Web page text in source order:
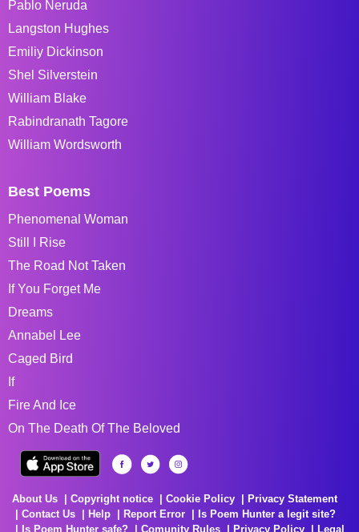
Pablo Neruda
Langston Hughes
Emiliy Dickinson
Shel Silverstein
William Blake
Rabindranath Tagore
William Wordsworth
Best Poems
Phenomenal Woman
Still I Rise
The Road Not Taken
If You Forget Me
Dreams
Annabel Lee
Caged Bird
If
Fire And Ice
On The Death Of The Beloved
About Us Copyright notice Cookie Policy
Privacy Statement
Contact Us
Help Report Error
Is Poem Hunter a legit site?
Is Poem Hunter safe?
Comunity Rules Privacy Policy Legal